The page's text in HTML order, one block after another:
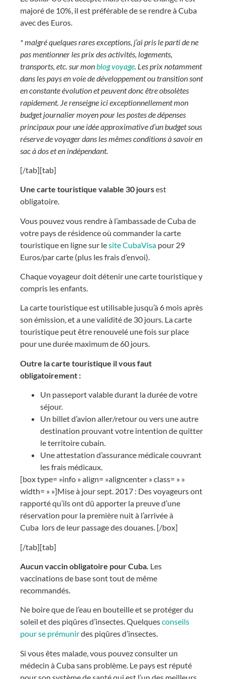
majoré de 10%, il est préférable de se rendre à Cuba
avec des Euros.
* malgré quelques rares exceptions, j’ai pris le parti de ne
pas mentionner les prix des activités, logements,
transports, etc. sur mon blog voyage . Les prix notamment
dans les pays en voie de développement ou transition sont
en constante évolution et peuvent donc être obsolètes
rapidement. Je renseigne ici exceptionnellement mon
budget journalier moyen pour les postes de dépenses
principaux pour une idée approximative d’un budget sous
réserve de voyager dans les mêmes conditions à savoir en
sac à dos et en indépendant.
[/tab][tab]
Une carte touristique valable 30 joursest
obligatoire.
Vous pouvez vous rendre à l’ambassade de Cuba de
votre pays de résidence où commander la carte
touristique en ligne sur lesite CubaVisa pour 29
Euros/par carte (plus les frais d’envoi).
Chaque voyageur doit détenir une carte touristique y
compris les enfants.
La carte touristique est utilisable jusqu’à 6 mois après
son émission, et a une validité de 30 jours. La carte
touristique peut être renouvelé une fois sur place
pour une durée maximum de 60 jours.
Outre la carte touristique il vous faut
obligatoirement :
Un passeport valable durant la durée de votre
séjour.
Un billet d’avion aller/retour ou vers une autre
destination prouvant votre intention de quitter
le territoire cubain.
Une attestation d’assurance médicale couvrant
les frais médicaux.
[box type= »info » align= »aligncenter » class= » »
width= » »]Mise à jour sept. 2017 : Des voyageurs ont
rapporté qu’ils ont dû apporter la preuve d’une
réservation pour la première nuit à l’arrivée à
Cuba lors de leur passage des douanes. [/box]
[/tab][tab]
Aucun vaccin obligatoire pour Cuba. Les
vaccinations de base sont tout de même
recommandés.
Ne boire que de l’eau en bouteille et se protéger du
soleil et des piqûres d’insectes. Quelquesconseils
pour se prémunirdes piqûres d’insectes.
Si vous êtes malade, vous pouvez consulter un
médecin à Cuba sans problème. Le pays est réputé